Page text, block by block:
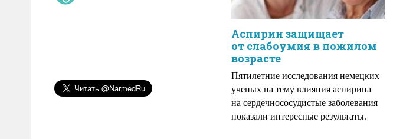
Аспирин защищает
от слабоумия в пожилом
возрасте
Пятилетние исследования немецких
ученых на тему влияния аспирина
на сердечнососудистые заболевания
показали интересные результаты.